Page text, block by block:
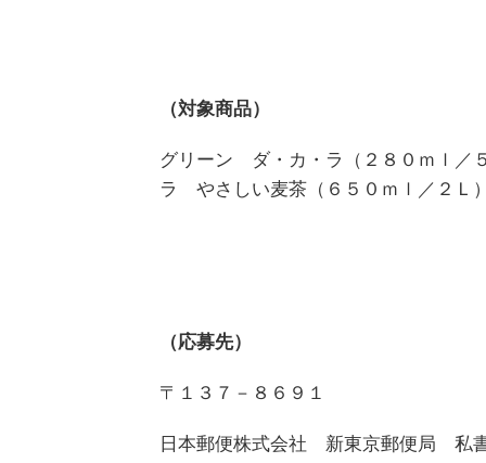
（対象商品）
グリーン ダ・カ・ラ（２８０ｍｌ／
ラ やさしい麦茶（６５０ｍｌ／２Ｌ）
（応募先）
〒１３７－８６９１
日本郵便株式会社 新東京郵便局 私